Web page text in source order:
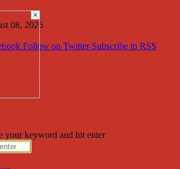
08, 2026
Follow on Twitter Subscribe to RSS
your keyword and hit enter
×